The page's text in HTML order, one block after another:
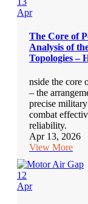
Apr
The Core of
Analysis of
Topologies –
nside the core
– the
precise
combat
reliability.
Apr 13, 2026
View More
12
Apr